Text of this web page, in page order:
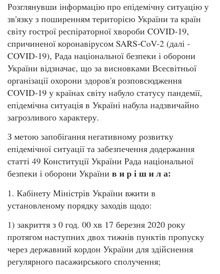
Розглянувши інформацію про епідемічну ситуацію у
зв'язку з поширенням територією України та країн
світу гострої респіраторної хвороби COVID-19,
спричиненої коронавірусом SARS-CoV-2 (далі -
COVID-19), Рада національної безпеки і оборони
України відзначає, що за висновками Всесвітньої
організації охорони здоров'я розповсюдження
COVID-19 у країнах світу набуло статусу пандемії,
епідемічна ситуація в Україні набула надзвичайно
загрозливого характеру.
З метою запобігання негативному розвитку
епідемічної ситуації та забезпечення додержання
статті 49 Конституції України Рада національної
безпеки і оборони України в и р і ш и л а:
1. Кабінету Міністрів України вжити в
установленому порядку заходів щодо:
1) закриття з 0 год. 00 хв 17 березня 2020 року
протягом наступних двох тижнів пунктів пропуску
через державний кордон України для здійснення
регулярного пасажирського сполучення;